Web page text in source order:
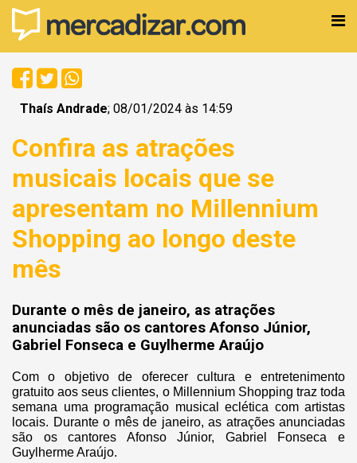
Thaís Andrade; 08/01/2024 às 14:59
Confira as atrações
musicais locais que se
apresentam no Millennium
Shopping ao longo deste
mês
Durante o mês de janeiro, as atrações
anunciadas são os cantores Afonso Júnior,
Gabriel Fonseca e Guylherme Araújo
Com o objetivo de oferecer cultura e entretenimento
gratuito aos seus clientes, o Millennium Shopping traz toda
semana uma programação musical eclética com artistas
locais. Durante o mês de janeiro, as atrações anunciadas
são os cantores Afonso Júnior, Gabriel Fonseca e
Guylherme Araújo.